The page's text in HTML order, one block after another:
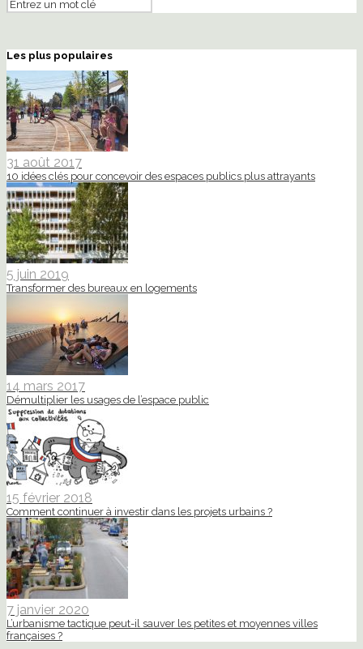
Les plus populaires
31 août 2017
10 idées clés pour concevoir des espaces publics plus attrayants
5 juin 2019
Transformer des bureaux en logements
14 mars 2017
Démultiplier les usages de l’espace public
15 février 2018
Comment continuer à investir dans les projets urbains ?
7 janvier 2020
L’urbanisme tactique peut-il sauver les petites et moyennes villes
françaises ?